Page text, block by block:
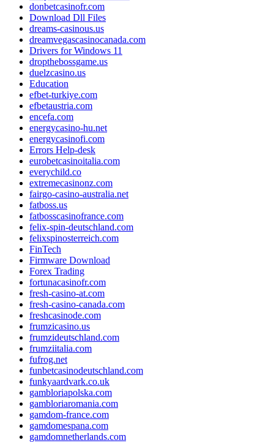
donbetcasinofr.com
Download Dll Files
dreams-casinous.us
dreamvegascasinocanada.com
Drivers for Windows 11
dropthebossgame.us
duelzcasino.us
Education
efbet-turkiye.com
efbetaustria.com
encefa.com
energycasino-hu.net
energycasinofi.com
Errors Help-desk
eurobetcasinoitalia.com
everychild.co
extremecasinonz.com
fairgo-casino-australia.net
fatboss.us
fatbosscasinofrance.com
felix-spin-deutschland.com
felixspinosterreich.com
FinTech
Firmware Download
Forex Trading
fortunacasinofr.com
fresh-casino-at.com
fresh-casino-canada.com
freshcasinode.com
frumzicasino.us
frumzideutschland.com
frumziitalia.com
fufrog.net
funbetcasinodeutschland.com
funkyaardvark.co.uk
gambloriapolska.com
gambloriaromania.com
gamdom-france.com
gamdomespana.com
gamdomnetherlands.com